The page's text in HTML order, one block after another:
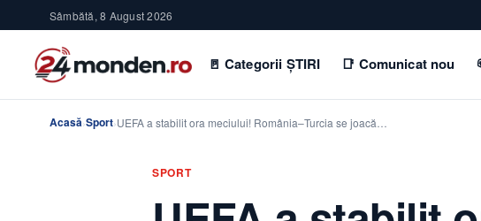
Sâmbătă, 8 August 2026
🚪 Categorii ȘTIRI 📑 Comunicat nou
Acasă›Sport›UEFA a stabilit ora meciului! România–Turcia se joacă…
SPORT